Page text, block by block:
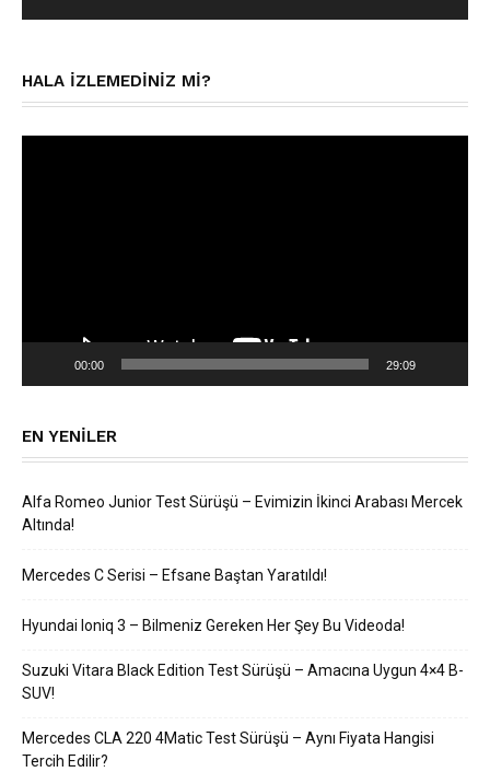
HALA IZLEMEDINIZ MI?
00:00 29:09
EN YENILER
Alfa Romeo Junior Test Sürüşü – Evimizin İkinci Arabası Mercek
Altında!
Mercedes C Serisi – Efsane Baştan Yaratıldı!
Hyundai Ioniq 3 – Bilmeniz Gereken Her Şey Bu Videoda!
Suzuki Vitara Black Edition Test Sürüşü – Amacına Uygun 4×4 B-
SUV!
Mercedes CLA 220 4Matic Test Sürüşü – Aynı Fiyata Hangisi
Tercih Edilir?